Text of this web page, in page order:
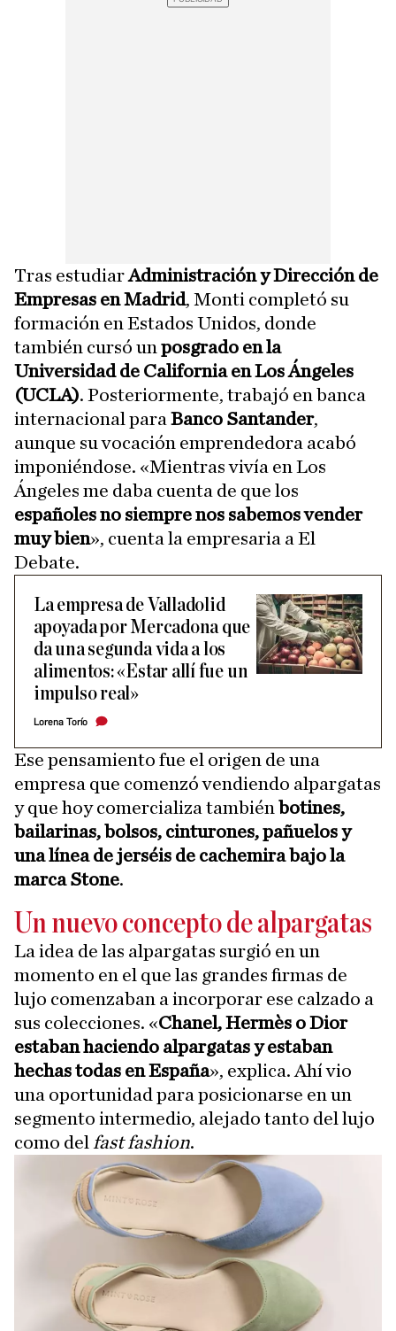
Tras estudiarAdministración y Dirección de
Empresas en Madrid, Monti completó su
formación en Estados Unidos, donde
también cursó un posgrado en la
Universidad de California en Los Ángeles
(UCLA). Posteriormente, trabajó en banca
internacional para Banco Santander,
aunque su vocación emprendedora acabó
imponiéndose. «Mientras vivía en Los
Ángeles me daba cuenta de que los
españoles no siempre nos sabemos vender
muy bien», cuenta la empresaria a El
Debate.
La empresa de Valladolid
apoyada por Mercadona que
da una segunda vida a los
alimentos: «Estar allí fue un
impulso real»
Lorena Torío
Ese pensamiento fue el origen de una
empresa que comenzó vendiendo alpargatas
y que hoy comercializa también botines,
bailarinas, bolsos, cinturones, pañuelos y
una línea de jerséis de cachemira bajo la
marca Stone.
Un nuevo concepto de alpargatas
La idea de las alpargatas surgió en un
momento en el que las grandes firmas de
lujo comenzaban a incorporar ese calzado a
sus colecciones. «Chanel, Hermès o Dior
estaban haciendo alpargatas y estaban
hechas todas en España», explica. Ahí vio
una oportunidad para posicionarse en un
segmento intermedio, alejado tanto del lujo
como del fast fashion.